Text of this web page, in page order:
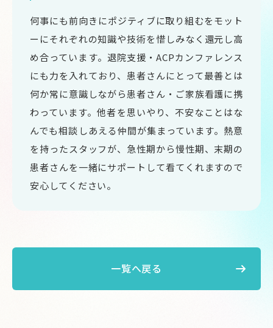
何事にも前向きにポジティブに取り組むをモット
ーにそれぞれの知識や技術を惜しみなく還元し高
め合っています。退院支援・ACPカンファレンス
にも力を入れており、患者さんにとって最善とは
何か常に意識しながら患者さん・ご家族看護に携
わっています。他者を思いやり、不安なことはな
んでも相談しあえる仲間が集まっています。熱意
を持ったスタッフが、急性期から慢性期、末期の
患者さんを一緒にサポートして看てくれますので
安心してください。
一覧へ戻る